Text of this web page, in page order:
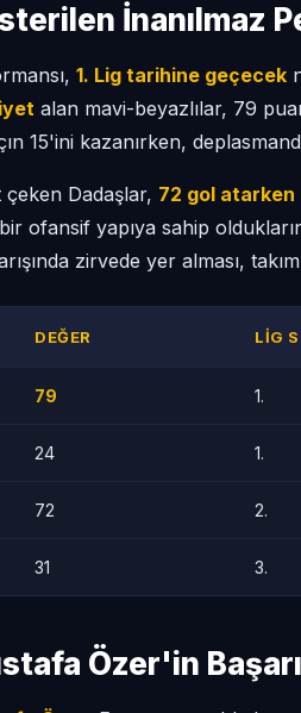
İnanılmaz
1. Lig tarihine geçecek
alan mavi-beyazlılar, 79
15'ini kazanırken,
çeken Dadaşlar, 72 gol atarken
ofansif yapıya sahip
zirvede yer alması,
DEĞER LIG
79 1.
24 1.
72 2.
31 3.
Özer'in